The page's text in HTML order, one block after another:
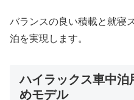
バランスの良い積載と就寝
泊を実現します。
ハイラックス車中泊
めモデル